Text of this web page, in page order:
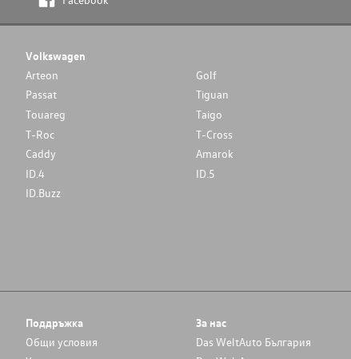
Volkswagen
Arteon
Golf
Passat
Tiguan
Touareg
Taigo
T-Roc
T-Cross
Caddy
Amarok
ID.4
ID.5
ID.Buzz
Поддръжка
Общи условия
За нас
Das WeltAuto България